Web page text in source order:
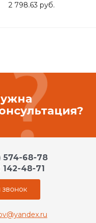
TIM WM-05
2 798.63 руб.
574-68-78
48-71